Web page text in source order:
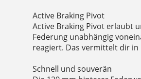
Active Braking Pivot
Active Braking Pivot erlaubt
Federung unabhängig
reagiert. Das vermittelt dir
Schnell und souverän